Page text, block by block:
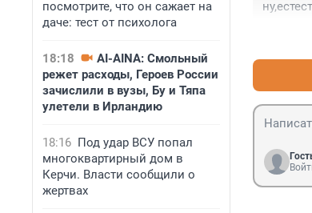
посмотрите, что он сажает на
даче: тест от психолога
18:18
AI-AINA: Смольный
режет расходы, Героев России
зачислили в вузы, Бу и Тяпа
улетели в Ирландию
18:16 Под удар ВСУ попал
многоквартирный дом в
Керчи. Власти сообщили о
жертвах